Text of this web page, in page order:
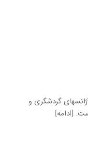
گردشگری و
[ادامه]